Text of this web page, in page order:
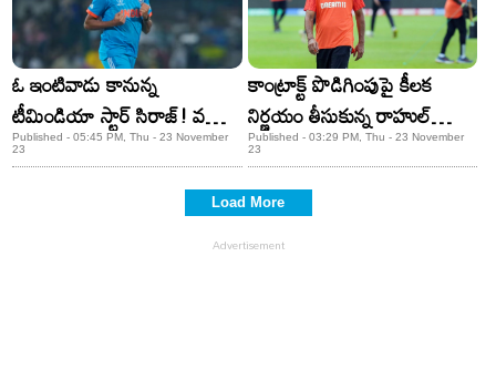
ఓ ఇంటివాడు కానున్న
టీమిండియా స్టార్‌ సిరాజ్‌! వధువు
ఎవరంటే?
Published - 05:45 PM, Thu - 23 November
23
కాంట్రాక్ట్ పొడిగింపుపై కీలక
నిర్ణయం తీసుకున్న రాహుల్
ద్రవిడ్!
Published - 03:29 PM, Thu - 23 November
23
Load More